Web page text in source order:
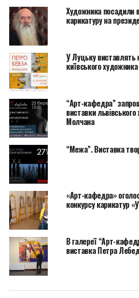
Конкурс триватиме з 24 жовтня
року.
художники, так і аматори
мистецтва. Всі роботи подані
відповідати тематиці конкурсу.
Карикатури, надіслані на
Твори переможців залишаються у
“Арт-кафедра”. Наданням роботи
підтверджує повну згоду з
також згоду на публікацію
Художника посадили
карикатуру на
У Луцьку виставлять
київського
“Арт-кафедра”
виставки
Молчана
“Межа”. Виставка
«Арт-кафедра»
конкурсу карикатур
В галереї “Арт-
виставка Петра